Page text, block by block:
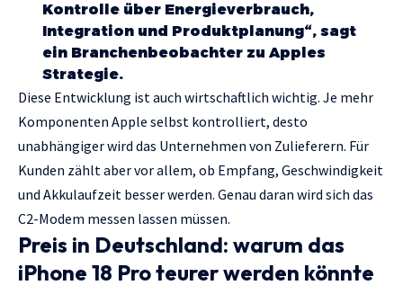
Kontrolle über Energieverbrauch,
Integration und Produktplanung“, sagt
ein Branchenbeobachter zu Apples
Strategie.
Diese Entwicklung ist auch wirtschaftlich wichtig. Je mehr
Komponenten Apple selbst kontrolliert, desto
unabhängiger wird das Unternehmen von Zulieferern. Für
Kunden zählt aber vor allem, ob Empfang, Geschwindigkeit
und Akkulaufzeit besser werden. Genau daran wird sich das
C2-Modem messen lassen müssen.
Preis in Deutschland: warum das
iPhone 18 Pro teurer werden könnte